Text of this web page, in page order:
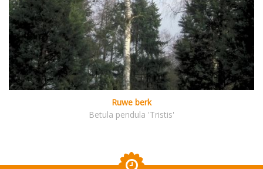
Ruwe berk
Betula pendula 'Tristis'